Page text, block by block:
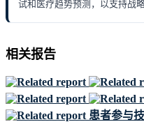
试和医疗趋势预测，以支持战
相关报告
患者参与